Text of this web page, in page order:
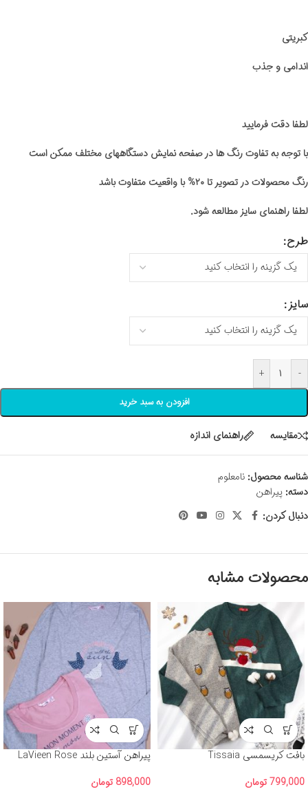
کبریتی
اندامی و جذب
لطفا دقت فرمایید
با توجه به تفاوت رنگ ها در صفحه نمایش دستگاههای مختلف ممکن است
رنگ محصولات در تصویر تا ۲۰% با واقعیت متفاوت باشد
لطفا راهنمای سایز مطالعه شود.
طرح
سایز
-
+
افزودن به سبد خرید
مقايسه راهنمای اندازه
شناسه محصول: نامعلوم
دسته: پیراهن
دنبال کردن:
محصولات مشابه
بافت کریسمسی Tissaia
799,000تومان
پیراهن آستین بلند LaVieen Rose
898,000 تومان